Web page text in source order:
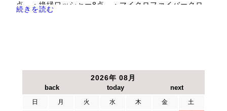
点 ・絶縁ワッシャー8点 ・マイクロファイバークロ
ス1点 ・ベースプレート用絶縁シート（A4サイズ）1
点 ・グランド用ワニ口クリップ2点 ・標準グランドス
プリング2点 ・特殊グランドスプリング2点 ・プロー
ブチップカバー2点 ・ケーブルホルダー（4色）各4点
・SQ10プローブと先端針（黒）4点 ・DMM用バナナ
続きを読む
2026年 08月
日 月 火 水 木 金
土